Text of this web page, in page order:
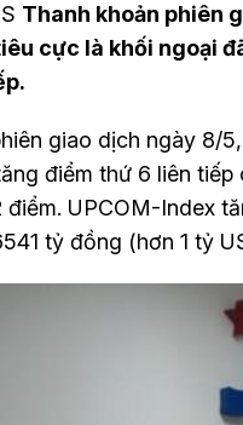
Thanh khoản phiên
cực là khối ngoại
giao dịch ngày 8/5,
điểm thứ 6 liên
điểm. UPCOM-Index
tỷ đồng (hơn 1 tỷ